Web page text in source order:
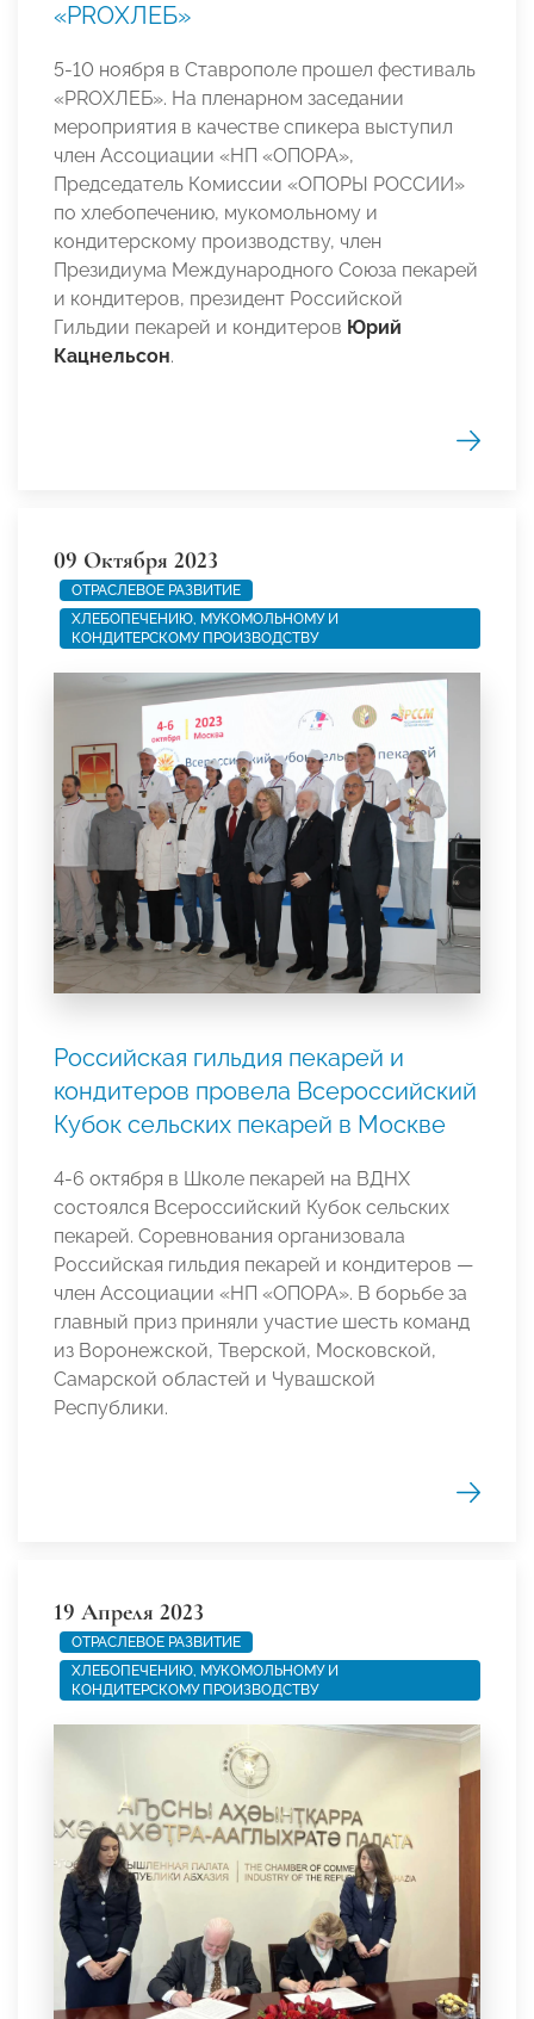
«PROХЛЕБ»
5-10 ноября в Ставрополе прошел фестиваль
«PROХЛЕБ». На пленарном заседании
мероприятия в качестве спикера выступил
член Ассоциации «НП «ОПОРА»,
Председатель Комиссии «ОПОРЫ РОССИИ»
по хлебопечению, мукомольному и
кондитерскому производству, член
Президиума Международного Союза пекарей
и кондитеров, президент Российской
Гильдии пекарей и кондитеров Юрий
Кацнельсон.
09 Октября 2023
ОТРАСЛЕВОЕ РАЗВИТИЕ
ХЛЕБОПЕЧЕНИЮ, МУКОМОЛЬНОМУ И
КОНДИТЕРСКОМУ ПРОИЗВОДСТВУ
Российская гильдия пекарей и
кондитеров провела Всероссийский
Кубок сельских пекарей в Москве
4-6 октября в Школе пекарей на ВДНХ
состоялся Всероссийский Кубок сельских
пекарей. Соревнования организовала
Российская гильдия пекарей и кондитеров —
член Ассоциации «НП «ОПОРА». В борьбе за
главный приз приняли участие шесть команд
из Воронежской, Тверской, Московской,
Самарской областей и Чувашской
Республики.
19 Апреля 2023
ОТРАСЛЕВОЕ РАЗВИТИЕ
ХЛЕБОПЕЧЕНИЮ, МУКОМОЛЬНОМУ И
КОНДИТЕРСКОМУ ПРОИЗВОДСТВУ